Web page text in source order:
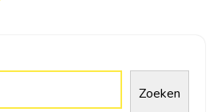
Zoeken